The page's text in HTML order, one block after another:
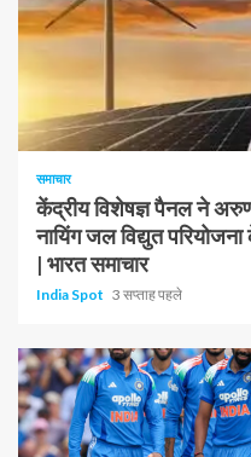
1 न्यूनतम पढ़ा
समाचार
केंद्रीय विशेषज्ञ पैनल ने
नायिंग जल विद्युत
| भारत समाचार
India Spot 3 सप्ताह पहले